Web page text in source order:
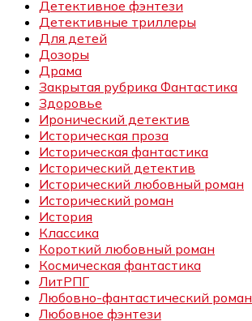
Детективное фэнтези
Детективные триллеры
Для детей
Дозоры
Драма
Закрытая рубрика Фантастика
Здоровье
Иронический детектив
Историческая проза
Историческая фантастика
Исторический детектив
Исторический любовный роман
Исторический роман
История
Классика
Короткий любовный роман
Космическая фантастика
ЛитРПГ
Любовно-фантастический роман
Любовное фэнтези